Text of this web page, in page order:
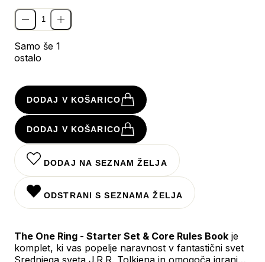
Samo še 1
ostalo
DODAJ V KOŠARICO
DODAJ V KOŠARICO
DODAJ NA SEZNAM ŽELJA
ODSTRANI S SEZNAMA ŽELJA
The One Ring - Starter Set & Core Rules Book je
komplet, ki vas popelje naravnost v fantastični svet
Srednjega sveta J.R.R. Tolkiena in omogoča igranje